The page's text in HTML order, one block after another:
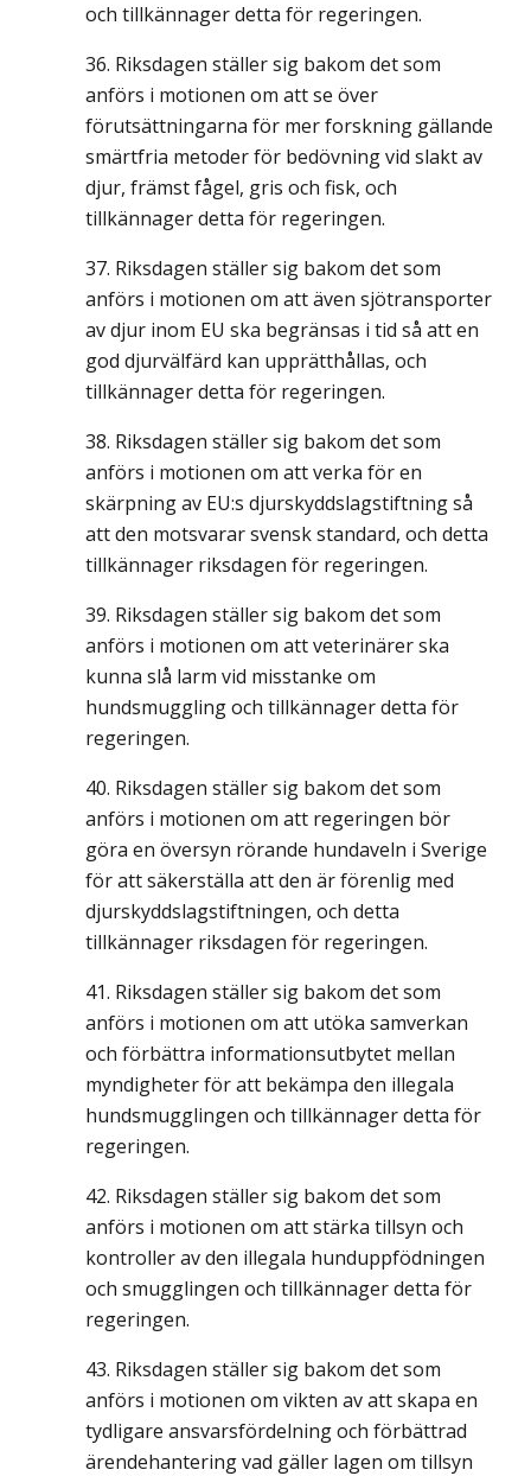
och tillkännager detta för regeringen.
Riksdagen ställer sig bakom det som
anförs i motionen om att se över
förutsättningarna för mer forskning gällande
smärtfria metoder för bedövning vid slakt av
djur, främst fågel, gris och fisk, och
tillkännager detta för regeringen.
Riksdagen ställer sig bakom det som
anförs i motionen om att även sjötransporter
av djur inom EU ska begränsas i tid så att en
god djurvälfärd kan upprätthållas, och
tillkännager detta för regeringen.
Riksdagen ställer sig bakom det som
anförs i motionen om att verka för en
skärpning av EU:s djurskyddslagstiftning så
att den motsvarar svensk standard, och detta
tillkännager riksdagen för regeringen.
Riksdagen ställer sig bakom det som
anförs i motionen om att veterinärer ska
kunna slå larm vid misstanke om
hundsmuggling och tillkännager detta för
regeringen.
Riksdagen ställer sig bakom det som
anförs i motionen om att regeringen bör
göra en översyn rörande hundaveln i Sverige
för att säkerställa att den är förenlig med
djurskyddslagstiftningen, och detta
tillkännager riksdagen för regeringen.
Riksdagen ställer sig bakom det som
anförs i motionen om att utöka samverkan
och förbättra informationsutbytet mellan
myndigheter för att bekämpa den illegala
hundsmugglingen och tillkännager detta för
regeringen.
Riksdagen ställer sig bakom det som
anförs i motionen om att stärka tillsyn och
kontroller av den illegala hunduppfödningen
och smugglingen och tillkännager detta för
regeringen.
Riksdagen ställer sig bakom det som
anförs i motionen om vikten av att skapa en
tydligare ansvarsfördelning och förbättrad
ärendehantering vad gäller lagen om tillsyn